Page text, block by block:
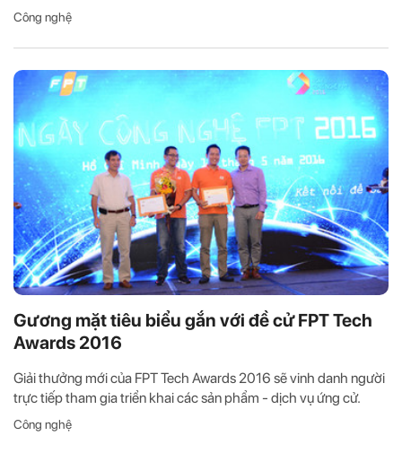
Công nghệ
Gương mặt tiêu biểu gắn với đề cử FPT Tech
Awards 2016
Giải thưởng mới của FPT Tech Awards 2016 sẽ vinh danh người
trực tiếp tham gia triển khai các sản phẩm - dịch vụ ứng cử.
Công nghệ